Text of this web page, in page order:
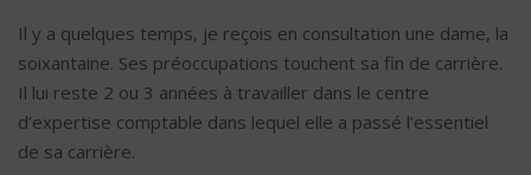
Il y a quelques temps, je reçois en consultation une dame, la
soixantaine. Ses préoccupations touchent sa fin de carrière.
Il lui reste 2 ou 3 années à travailler dans le centre
d’expertise comptable dans lequel elle a passé l’essentiel
de sa carrière.